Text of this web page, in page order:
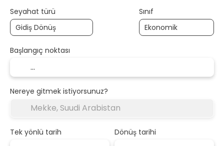
Seyahat türü Sınıf
Başlangıç noktası
Nereye gitmek istiyorsunuz?
Tek yönlü tarih Dönüş tarihi